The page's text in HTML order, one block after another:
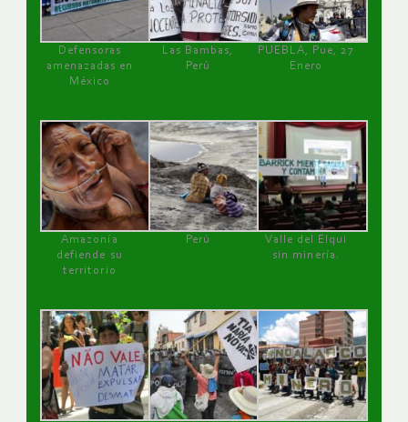
Defensoras
amenazadas en
México
Las Bambas,
Perú
PUEBLA, Pue, 27
Enero
Amazonía
defiende su
territorio
Perú
Valle del Elqui
sin minería.